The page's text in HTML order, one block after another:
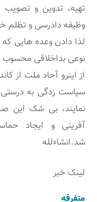
تهیه، تدوین و تصویب
وظیفه دادرسی و تظلم
لذا دادن وعده هایی
نوعی بداخلاقی
از اینرو آحاد ملت از
سیاست زدگی به درستی
نمایند، بی شک این
آفرینی و ایجاد
شد.انشاءلله
لینک خبر
متفرقه